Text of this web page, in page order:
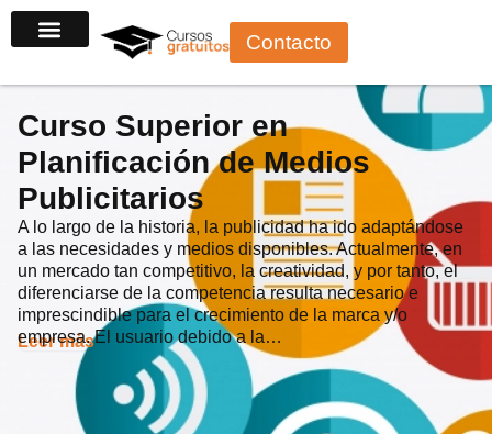
al
Contacto
Curso Superior en
Planificación de Medios
Publicitarios
A lo largo de la historia, la publicidad ha ido adaptándose
a las necesidades y medios disponibles. Actualmente, en
un mercado tan competitivo, la creatividad, y por tanto, el
diferenciarse de la competencia resulta necesario e
imprescindible para el crecimiento de la marca y/o
empresa. El usuario debido a la…
Leer más